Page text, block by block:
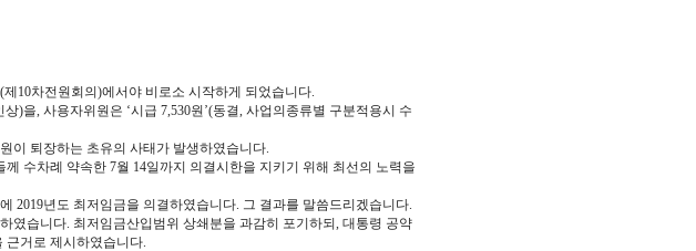
10차전원회의)에서야 비로소 시작하게 되었습니다.
)을, 사용자위원은 ‘시급 7,530원’(동결, 사업의종류별 구분적용시 수
이 퇴장하는 초유의 사태가 발생하였습니다.
수차례 약속한 7월 14일까지 의결시한을 지키기 위해 최선의 노력을
2019년도 최저임금을 의결하였습니다. 그 결과를 말씀드리겠습니다.
였습니다. 최저임금산입범위 상쇄분을 과감히 포기하되, 대통령 공약
근거로 제시하였습니다.